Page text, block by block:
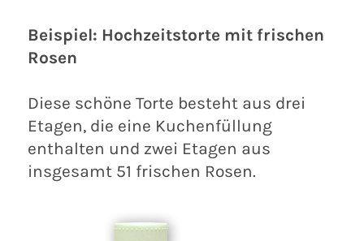
Beispiel: Hochzeitstorte mit frischen
Rosen
Diese schöne Torte besteht aus drei
Etagen, die eine Kuchenfüllung
enthalten und zwei Etagen aus
insgesamt 51 frischen Rosen.